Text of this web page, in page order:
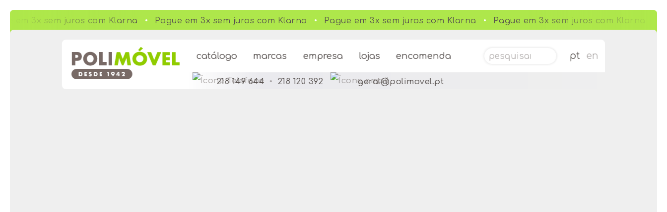
catálogo marcas empresa lojas encomenda Pesquisar por: pt en
218 149 644 • 218 120 392 geral@polimovel.pt
em 3x sem juros com Klarna Pague em 3x sem juros com Klarna Pague em 3x sem juros com Klarna Pague em 3x sem juros com Klarna